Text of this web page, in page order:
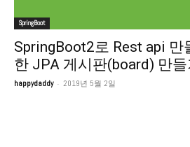
SpringBoot
SpringBoot2로 Rest api
한 JPA 게시판(board) 만들
happydaddy - 2019년 5월 2일